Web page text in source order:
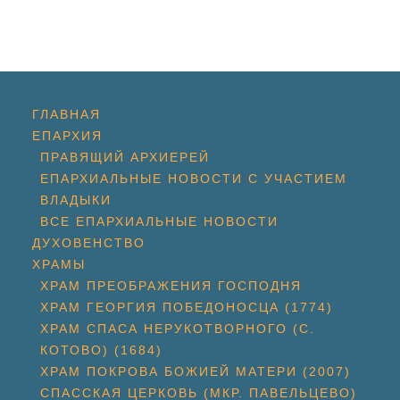
ГЛАВНАЯ
ЕПАРХИЯ
ПРАВЯЩИЙ АРХИЕРЕЙ
ЕПАРХИАЛЬНЫЕ НОВОСТИ С УЧАСТИЕМ
ВЛАДЫКИ
ВСЕ ЕПАРХИАЛЬНЫЕ НОВОСТИ
ДУХОВЕНСТВО
ХРАМЫ
ХРАМ ПРЕОБРАЖЕНИЯ ГОСПОДНЯ
ХРАМ ГЕОРГИЯ ПОБЕДОНОСЦА (1774)
ХРАМ СПАСА НЕРУКОТВОРНОГО (С.
КОТОВО) (1684)
ХРАМ ПОКРОВА БОЖИЕЙ МАТЕРИ (2007)
СПАССКАЯ ЦЕРКОВЬ (МКР. ПАВЕЛЬЦЕВО)